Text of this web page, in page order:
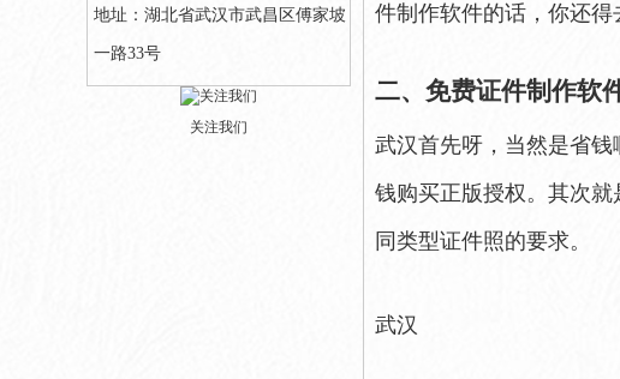
地址：湖北省武汉市武昌区傅家坡
一路33号
关注我们
件制作软件的话，你还得
二、免费证件制作软
武汉首先呀，当然是省钱
钱购买正版授权。其次
同类型证件照的要求。
武汉